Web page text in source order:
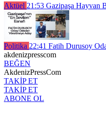
Aktüel 21:53 Gazipaşa Hayvan
Politika 22:41 Fatih Durusoy
akdenizpresscom
BEĞEN
AkdenizPressCom
TAKİP ET
TAKİP ET
ABONE OL